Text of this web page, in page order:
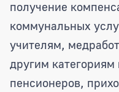
получение
коммунальных
учителям,
другим
пенсионеров,